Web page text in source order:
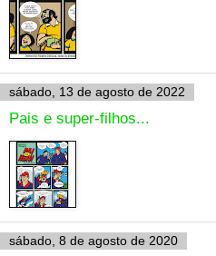
sábado, 13 de agosto de 2022
Pais e super-filhos...
sábado, 8 de agosto de 2020